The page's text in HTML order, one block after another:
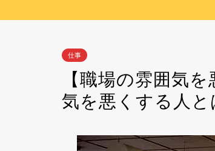
仕事
【職場の雰囲気
気を悪くする人と